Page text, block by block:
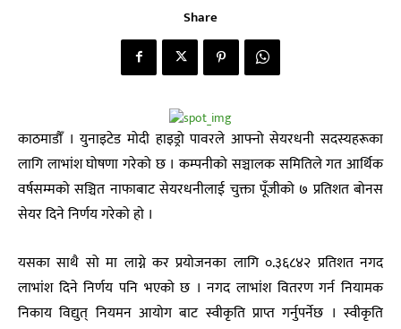
Share
काठमाडाैँ । युनाइटेड मोदी हाइड्रो पावरले आफ्नो सेयरधनी सदस्यहरूका
लागि लाभांश घोषणा गरेको छ । कम्पनीको सञ्चालक समितिले गत आर्थिक
वर्षसम्मको सञ्चित नाफाबाट सेयरधनीलाई चुक्ता पूँजीको ७ प्रतिशत बोनस
सेयर दिने निर्णय गरेको हाे ।
यसका साथै सो मा लाग्ने कर प्रयोजनका लागि ०.३६८४२ प्रतिशत नगद
लाभांश दिने निर्णय पनि भएको छ । नगद लाभांश वितरण गर्न नियामक
निकाय विद्युत् नियमन आयोग बाट स्वीकृति प्राप्त गर्नुपर्नेछ । स्वीकृति